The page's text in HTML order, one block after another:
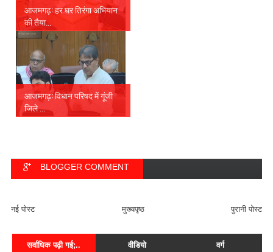
आजमगढ़: हर घर तिरंगा अभियान
की तैया...
आजमगढ़: विधान परिषद में गूंजी
जिले ...
BLOGGER COMMENT
नई पोस्ट पुरानी पोस्ट
मुख्यपृष्ठ
सर्वाधिक पढ़ी गई;.. वीडियो वर्ग